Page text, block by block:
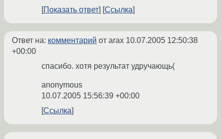
Показать ответ
Ссылка
Ответ на: комментарий от arax 10.07.2005 12:50:38
+00:00
спасибо. хотя результат удручающь(
anonymous
10.07.2005 15:56:39 +00:00
Ссылка